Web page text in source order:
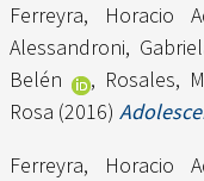
Ferreyra, Horacio
Alessandroni,
Belén
, Rosales,
Rosa (2016)
Ferreyra, Horacio